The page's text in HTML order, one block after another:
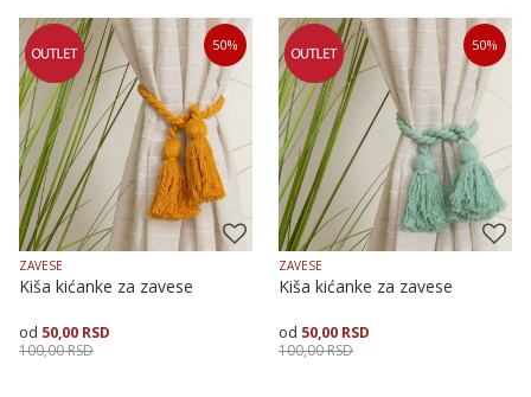
Dodaj u korpu Dodaj u korpu
50%
ZAVESE
Kiša kićanke za zavese
50,00 RSD
100,00RSD
50%
ZAVESE
Kiša kićanke za zavese
50,00 RSD
100,00RSD